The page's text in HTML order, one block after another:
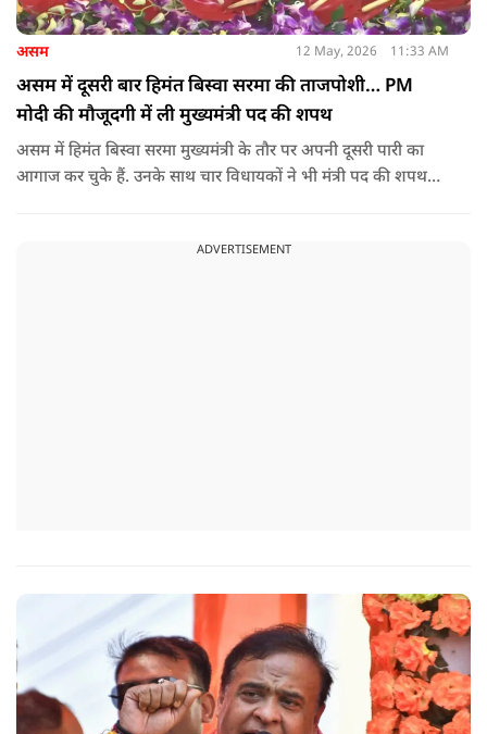
असम 12 May, 2026 11:33 AM
असम में दूसरी बार हिमंत बिस्वा सरमा की ताजपोशी… PM
मोदी की मौजूदगी में ली मुख्यमंत्री पद की शपथ
असम में हिमंत बिस्वा सरमा मुख्यमंत्री के तौर पर अपनी दूसरी पारी का
आगाज कर चुके हैं. उनके साथ चार विधायकों ने भी मंत्री पद की शपथ
ADVERTISEMENT